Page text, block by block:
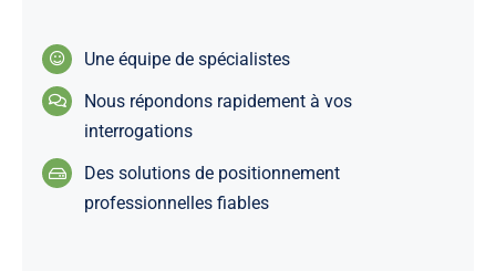
Une équipe de spécialistes
Nous répondons rapidement à vos
interrogations
Des solutions de positionnement
professionnelles fiables